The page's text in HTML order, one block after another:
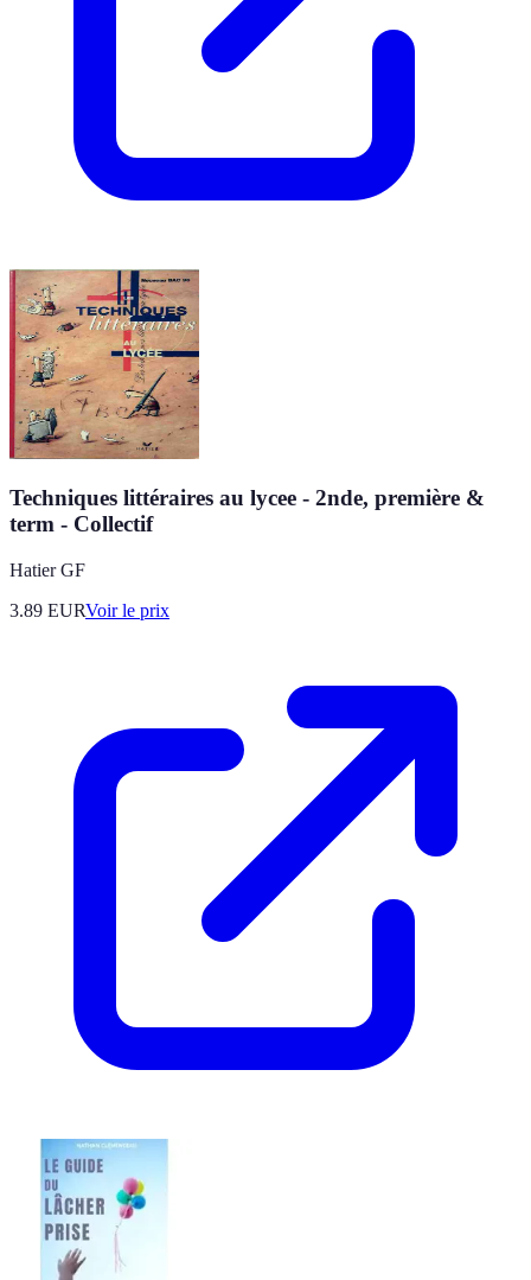
Techniques littéraires au lycee - 2nde, première &
term - Collectif
Hatier GF
3.89 EURVoir le prix